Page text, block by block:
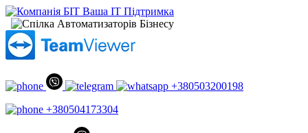
+380503200198
+380504173304